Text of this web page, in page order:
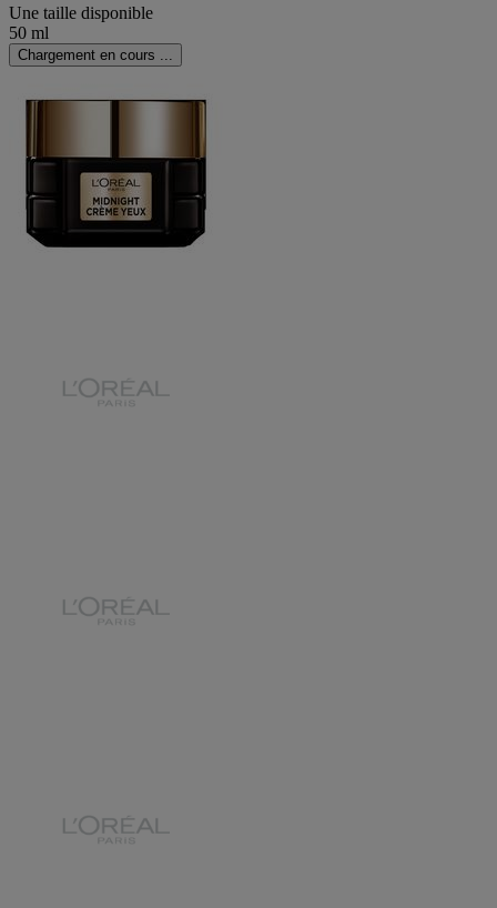
Une taille disponible
50 ml
Chargement en cours ...